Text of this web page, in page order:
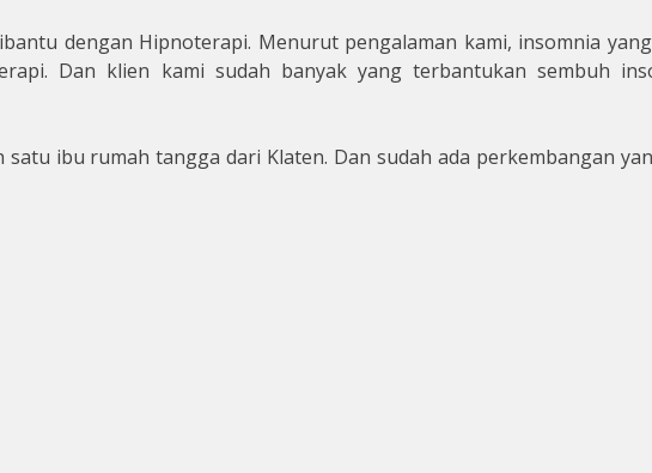
dengan Hipnoterapi. Menurut pengalaman kami, insomnia
Dan klien kami sudah banyak yang terbantukan sembuh
ibu rumah tangga dari Klaten. Dan sudah ada perkembangan